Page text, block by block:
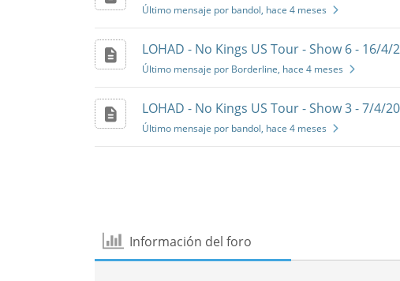
Último mensaje por bandol, hace 4 meses
LOHAD - No Kings US Tour - Show 6 - 16/
Último mensaje por Borderline, hace 4 meses
LOHAD - No Kings US Tour - Show 3 - 7/4/
Último mensaje por bandol, hace 4 meses
Información del foro